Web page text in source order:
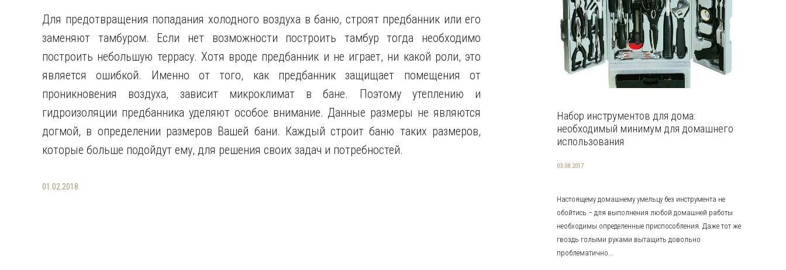
Для предотвращения попадания холодного воздуха в баню, строят предбанник или его
заменяют тамбуром. Если нет возможности построить тамбур тогда необходимо
построить небольшую террасу. Хотя вроде предбанник и не играет, ни какой роли, это
является ошибкой. Именно от того, как предбанник защищает помещения от
проникновения воздуха, зависит микроклимат в бане. Поэтому утеплению и
гидроизоляции предбанника уделяют особое внимание. Данные размеры не являются
догмой, в определении размеров Вашей бани. Каждый строит баню таких размеров,
которые больше подойдут ему, для решения своих задач и потребностей.
01.02.2018
Набор инструментов для дома:
необходимый минимум для домашнего
использования
03.08.2017
Настоящему домашнему умельцу без инструмента не
обойтись – для выполнения любой домашней работы
необходимы определенные приспособления. Даже тот же
гвоздь голыми руками вытащить довольно
проблематично...